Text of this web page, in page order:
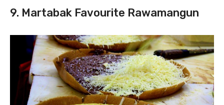
9. Martabak Favourite Rawamangun